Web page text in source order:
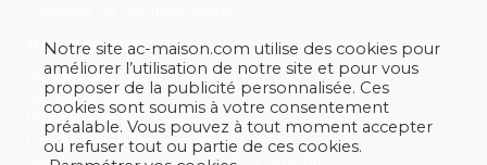
A&C Maison
22 rue Saint Aubin
49 100 Angers
02 41 88 28 32
Lundi : 14h -19h
Notre site ac-maison.com utilise des cookies pour
améliorer l’utilisation de notre site et pour vous
proposer de la publicité personnalisée. Ces
cookies sont soumis à votre consentement
préalable. Vous pouvez à tout moment accepter
ou refuser tout ou partie de ces cookies.